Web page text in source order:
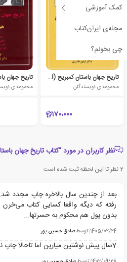
کمک آموزشی
مجله‌ی ایران‌کتاب
چی بخونم؟
تاریخ جهان باستان کمبریج (امپراتوری آشور)
مجموعه ی نویسندگان
170،000
تاریخ جهان
مجموعه ی
نظر کاربران در مورد "کتاب تاریخ جهان
2نظر تا این لحظه ثبت شده است
بعد از چندین سال بالاخره چاپ مجدد
رفته که دیگه واقعا کسایی کتاب
بدون پول هم محکوم به حسرتها...
1405/02/24
|توسطصادق حسین پور
7سال پیش نوشتین میارین اما تاحالا چاپ نشده؟